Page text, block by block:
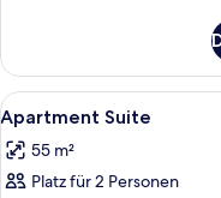
Suite
Superior
Alle
Fotos
für
Apartment
1
Apartment Suite
55 m²
Platz für 2 Personen